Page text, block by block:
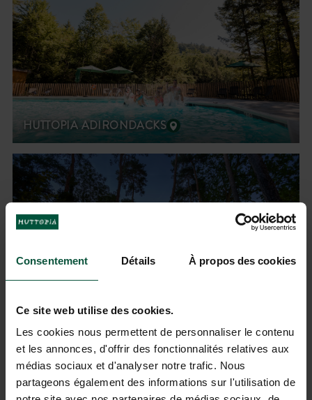
Consentement Détails À propos des cookies
Ce site web utilise des cookies.
Les cookies nous permettent de personnaliser le contenu
et les annonces, d'offrir des fonctionnalités relatives aux
médias sociaux et d'analyser notre trafic. Nous
partageons également des informations sur l'utilisation de
HUTTOPIA ADIRONDACKS
HUTTOPIA RAMBOUILLET